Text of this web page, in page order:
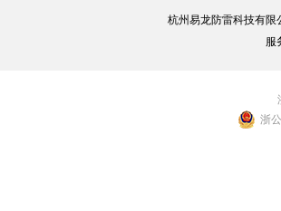
杭州易龙防雷科技有限
服
浙